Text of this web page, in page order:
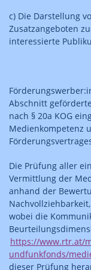
c) Die Darstellung
Zusatzangeboten
interessierte
Abschnitt
nach § 20a KOG
Medienkompetenz
Die Prüfung aller
Vermittlung der
anhand der
wobei die
https://www.rtr.at/
undfunkfonds/
dieser Prüfung